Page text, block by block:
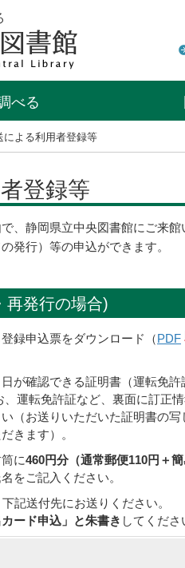
べる
による利用者登録等
登録等
、静岡県立中央図書館にご来
発行）等の申込ができます。
再発行の場合)
録申込票をダウンロード（PDF
が確認できる証明書（運転免
、運転免許証など、裏面に訂正
（お送りいただいた証明書の
きます）。
に460円分（通常郵便110円＋簡
をご記入ください。
記送付先にお送りください。
カード申込」と朱書き してくださ